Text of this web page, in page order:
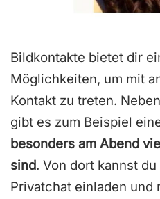
Bildkontakte bietet dir
Möglichkeiten, um mit
Kontakt zu treten.
gibt es zum Beispiel
besonders am Abend
sind. Von dort kannst
Privatchat einladen und